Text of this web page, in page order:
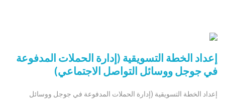
إعداد الخطة التسويقية (إدارة الحملات المدفوعة
في جوجل ووسائل التواصل الاجتماعي)
إعداد الخطة التسويقية (إدارة الحملات المدفوعة في جوجل ووسائل